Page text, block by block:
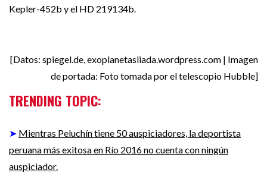
Kepler-452b y el HD 219134b.
[Datos: spiegel.de, exoplanetasliada.wordpress.com | Imagen
de portada: Foto tomada por el telescopio Hubble]
TRENDING TOPIC:
➤ Mientras Peluchín tiene 50 auspiciadores, la deportista
peruana más exitosa en Río 2016 no cuenta con ningún
auspiciador.